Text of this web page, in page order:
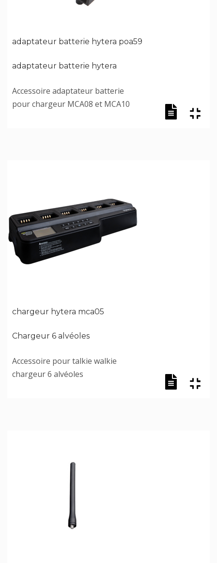
adaptateur batterie hytera poa59
adaptateur batterie hytera
Accessoire adaptateur batterie
pour chargeur MCA08 et MCA10
chargeur hytera mca05
Chargeur 6 alvéoles
Accessoire pour talkie walkie
chargeur 6 alvéoles